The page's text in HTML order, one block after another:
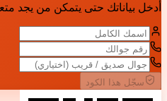
أدخل بياناتك حتى يتمكن من يجد
سجّل هذا الكود